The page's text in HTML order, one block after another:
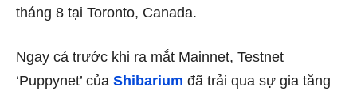
tháng 8 tại Toronto, Canada.
Ngay cả trước khi ra mắt Mainnet, Testnet
‘Puppynet’ của Shibarium đã trải qua sự gia tăng